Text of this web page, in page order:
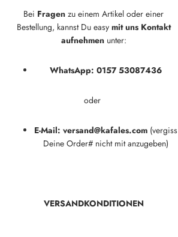
Bei Fragen zu einem Artikel oder einer
Bestellung, kannst Du easy mit uns Kontakt
aufnehmenunter:
WhatsApp: 0157 53087436
oder
E-Mail: versand@kafales.com (vergiss
Deine Order# nicht mit anzugeben)
VERSANDKONDITIONEN